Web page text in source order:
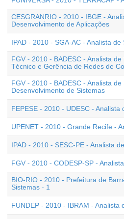
CESGRANRIO - 2010 - IBGE -
Desenvolvimento de Aplicações
IPAD - 2010 - SGA-AC - Analista de
FGV - 2010 - BADESC - Analista
Técnico e Gerência de Redes de
FGV - 2010 - BADESC - Analista de
Desenvolvimento de Sistemas
FEPESE - 2010 - UDESC - Analista
UPENET - 2010 - Grande Recife -
IPAD - 2010 - SESC-PE - Analista
FGV - 2010 - CODESP-SP -
BIO-RIO - 2010 - Prefeitura de
Sistemas - 1
FUNDEP - 2010 - IBRAM - Analista